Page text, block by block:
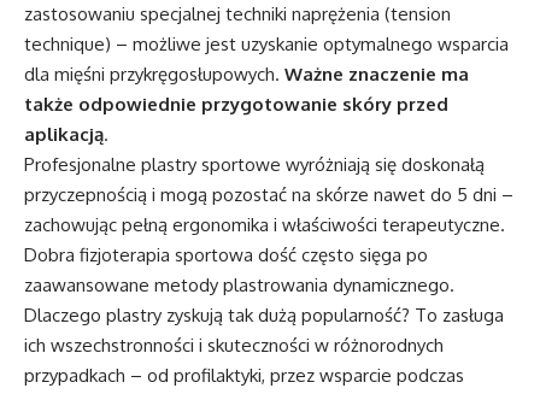
zastosowaniu specjalnej techniki naprężenia (tension
technique) – możliwe jest uzyskanie optymalnego wsparcia
dla mięśni przykręgosłupowych. Ważne znaczenie ma
także odpowiednie przygotowanie skóry przed
aplikacją.
Profesjonalne plastry sportowe wyróżniają się doskonałą
przyczepnością i mogą pozostać na skórze nawet do 5 dni –
zachowując pełną ergonomika i właściwości terapeutyczne.
Dobra fizjoterapia sportowa dość często sięga po
zaawansowane metody plastrowania dynamicznego.
Dlaczego plastry zyskują tak dużą popularność? To zasługa
ich wszechstronności i skuteczności w różnorodnych
przypadkach – od profilaktyki, przez wsparcie podczas